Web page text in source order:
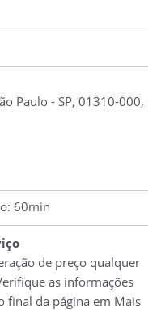
Paulo - SP, 01310-000,
60min
de preço qualquer
as informações
final da página em Mais